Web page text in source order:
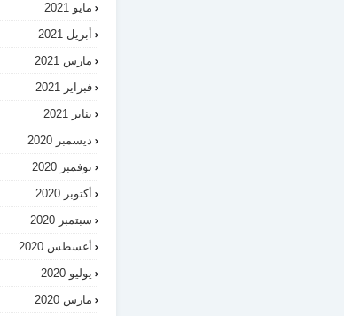
مايو 2021
أبريل 2021
مارس 2021
فبراير 2021
يناير 2021
ديسمبر 2020
نوفمبر 2020
أكتوبر 2020
سبتمبر 2020
أغسطس 2020
يوليو 2020
مارس 2020